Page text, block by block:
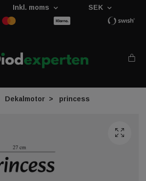
Inkl. moms SEK
Dekalmotor princess